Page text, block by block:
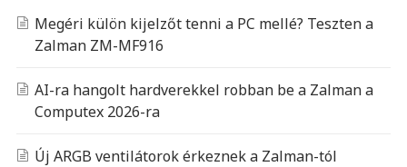
Megéri külön kijelzőt tenni a PC mellé? Teszten a
Zalman ZM-MF916
AI-ra hangolt hardverekkel robban be a Zalman a
Computex 2026-ra
Új ARGB ventilátorok érkeznek a Zalman-tól